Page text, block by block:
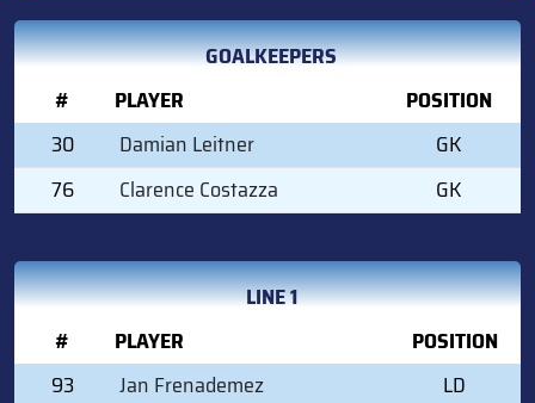
GOALKEEPERS
#
PLAYER
POSITION
30
Damian Leitner
GK
76
Clarence Costazza GK
LINE 1
#
PLAYER
POSITION
93
Jan Frenademez
LD